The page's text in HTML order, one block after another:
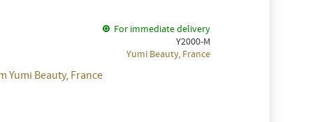
For immediate delivery
Y2000-M
Yumi Beauty, France
Yumi Beauty, France